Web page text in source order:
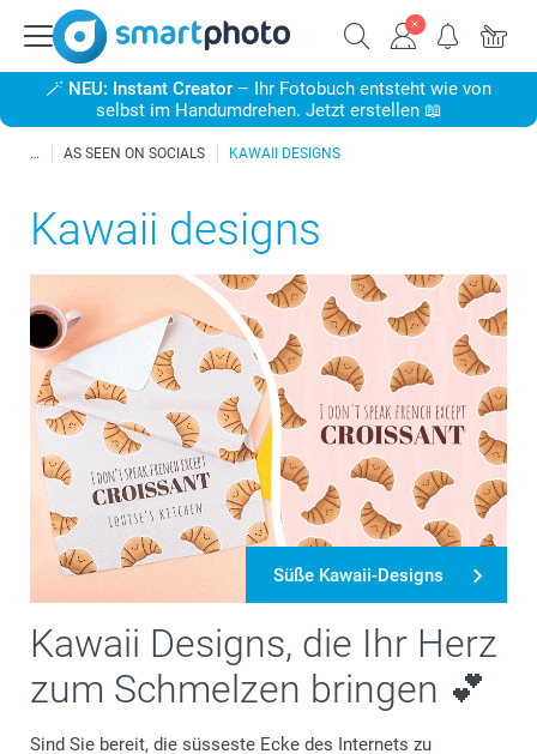
🪄 NEU: Instant Creator – Ihr Fotobuch entsteht wie von
selbst im Handumdrehen. Jetzt erstellen 📖
AS SEEN ON SOCIALS KAWAII DESIGNS
Kawaii designs
Kawaii Designs, die Ihr Herz
zum Schmelzen bringen 💕
Sind Sie bereit, die süsseste Ecke des Internets zu
Süße Kawaii-Designs